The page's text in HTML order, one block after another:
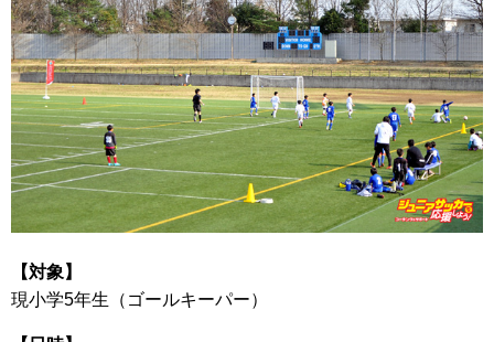
【対象】
現小学5年生（ゴールキーパー）